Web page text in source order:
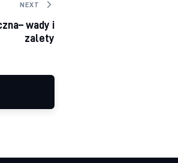
NEXT
wady i
zalety